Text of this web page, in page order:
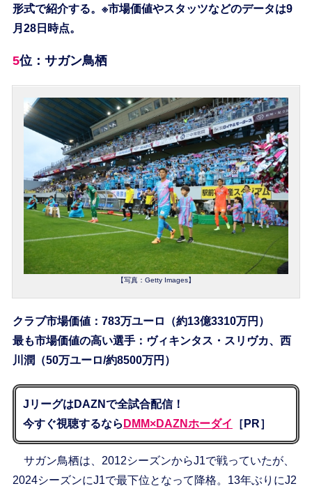
形式で紹介する。※市場価値やスタッツなどのデータは9
月28日時点。
5位：サガン鳥栖
【写真：Getty Images】
クラブ市場価値：783万ユーロ（約13億3310万円）
最も市場価値の高い選手：ヴィキンタス・スリヴカ、西
川潤（50万ユーロ/約8500万円）
JリーグはDAZNで全試合配信！
今すぐ視聴するなら DMM×DAZNホーダイ ［PR］
サガン鳥栖は、2012シーズンからJ1で戦っていたが、
2024シーズンにJ1で最下位となって降格。13年ぶりにJ2